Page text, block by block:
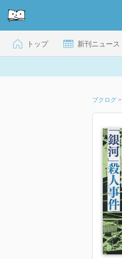
トップ 新刊ニュース
ブクログ >